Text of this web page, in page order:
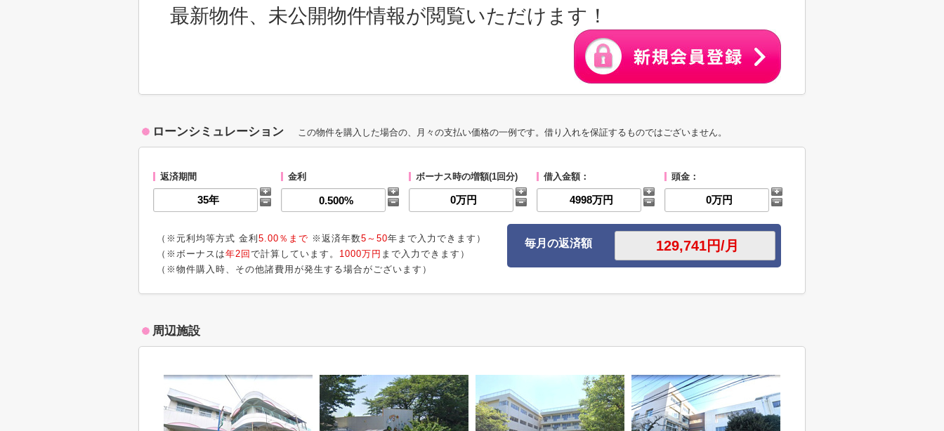
最新物件、未公開物件情報が閲覧いただけます！
ローンシミュレーション この物件を購入した場合の、月々の支払い価格の一例です。借り入れを保証するものではございません。
返済期間 金利 ボーナス時の増額(1回分) 借入金額： 頭金：
（※元利均等方式 金利 5.00％まで ※返済年数5～50年まで入力できます）
（※ボーナスは年2回 で計算しています。 1000万円 まで入力できます）
（※物件購入時、その他諸費用が発生する場合がございます）
毎月の返済額
周辺施設